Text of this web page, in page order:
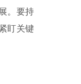
。要持
盯关键